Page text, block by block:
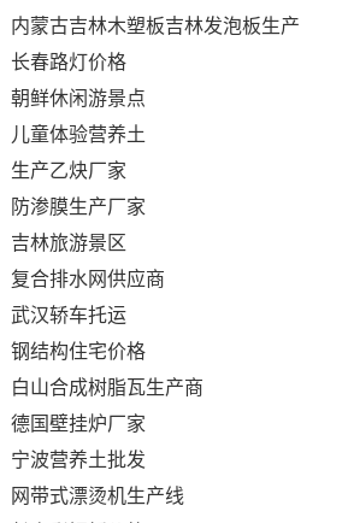
内蒙古吉林木塑板吉林发泡板生产
长春路灯价格
朝鲜休闲游景点
儿童体验营养土
生产乙炔厂家
防渗膜生产厂家
吉林旅游景区
复合排水网供应商
武汉轿车托运
钢结构住宅价格
白山合成树脂瓦生产商
德国壁挂炉厂家
宁波营养土批发
网带式漂烫机生产线